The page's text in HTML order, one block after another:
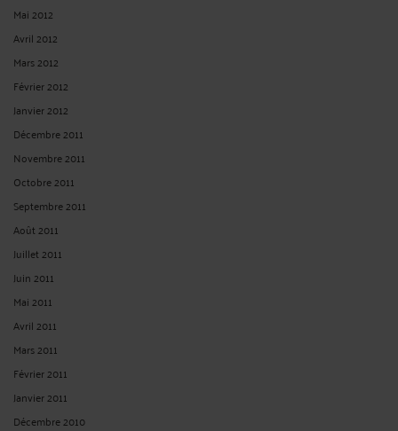
Mai 2012
Avril 2012
Mars 2012
Février 2012
Janvier 2012
Décembre 2011
Novembre 2011
Octobre 2011
Septembre 2011
Août 2011
Juillet 2011
Juin 2011
Mai 2011
Avril 2011
Mars 2011
Février 2011
Janvier 2011
Décembre 2010